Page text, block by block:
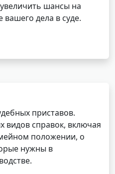
шансы на
дела в суде.
приставов.
справок, включая
положении, о
нужны в